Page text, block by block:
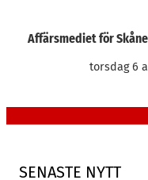
Affärsmediet för
torsdag 6
SENASTE NYTT